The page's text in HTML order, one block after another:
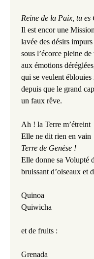
Reine de la Paix, tu es
Il est encor une
lavée des désirs
sous l’écorce pleine
aux émotions
qui se veulent éblouies
depuis que le grand
un faux rêve.
Ah ! la Terre m’étreint
Elle ne dit rien en vain
Terre de Genèse !
Elle donne sa Volupté
bruissant d’oiseaux et
Quinoa
Quiwicha
et de fruits :
Grenada